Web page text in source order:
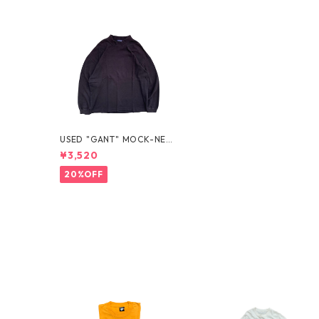
USED "GANT" MOCK-NEC
K L/S TEE
¥3,520
20%OFF